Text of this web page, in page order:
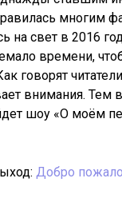
многим
на свет в 2016
времени,
говорят
внимания. Тем
шоу «О моём
Добро